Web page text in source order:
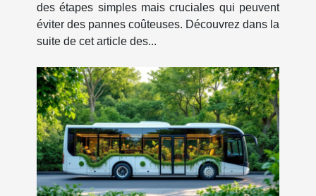
des étapes simples mais cruciales qui peuvent
éviter des pannes coûteuses. Découvrez dans la
suite de cet article des...